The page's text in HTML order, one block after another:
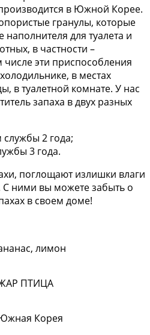
в Южной Корее.
гранулы, которые
наполнителя для туалета и
в частности –
эти приспособления
в местах
в туалетной комнате. У нас
запаха в двух разных
2 года;
3 года.
поглощают излишки влаги
С ними вы можете забыть о
в своем доме!
лимон
ПТИЦА
Корея